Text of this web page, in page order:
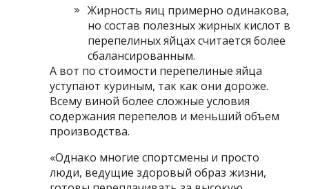
Жирность яиц примерно одинакова,
но состав полезных жирных кислот в
перепелиных яйцах считается более
сбалансированным.
А вот по стоимости перепелиные яйца
уступают куриным, так как они дороже.
Всему виной более сложные условия
содержания перепелов и меньший объем
производства.
«Однако многие спортсмены и просто
люди, ведущие здоровый образ жизни,